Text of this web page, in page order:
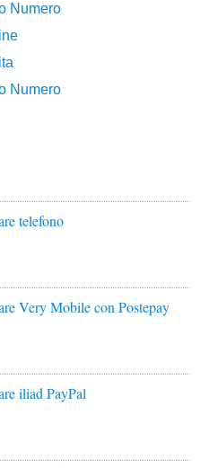
telefono
Very Mobile con Postepay
iliad PayPal